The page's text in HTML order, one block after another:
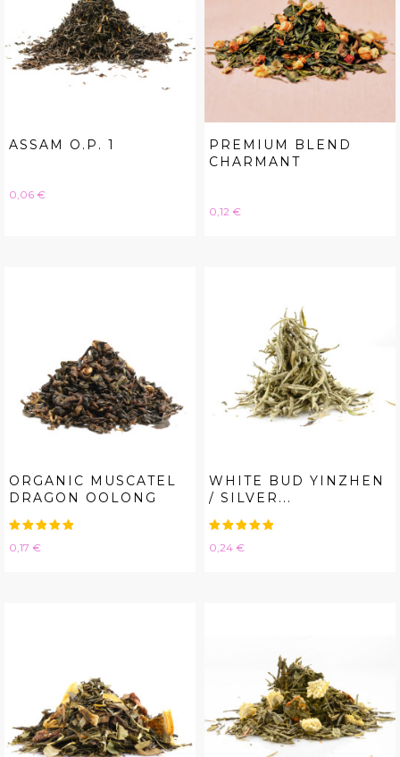
ASSAM O.P. 1
Hinta
0,06 €
PREMIUM BLEND
CHARMANT
Hinta
0,12 €
ORGANIC MUSCATEL
DRAGON OOLONG
Hinta
0,17 €
WHITE BUD YINZHEN
/ SILVER...
Hinta
0,24 €